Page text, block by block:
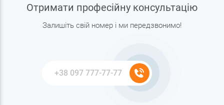
Отримати професійну консультацію
Залишіть свій номер і ми передзвонимо!